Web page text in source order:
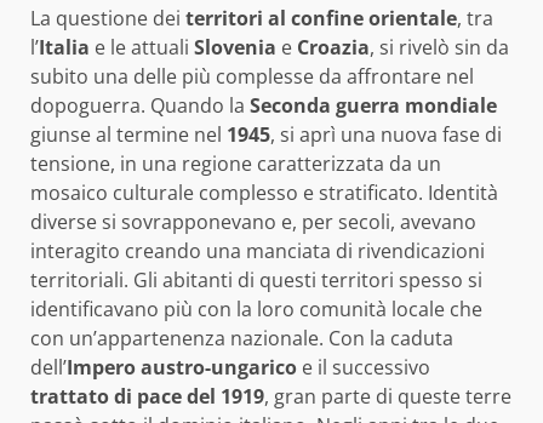
La questione dei territori al confine orientale, tra
l’Italia e le attuali Slovenia e Croazia, si rivelò sin da
subito una delle più complesse da affrontare nel
dopoguerra. Quando la Seconda guerra mondiale
giunse al termine nel 1945, si aprì una nuova fase di
tensione, in una regione caratterizzata da un
mosaico culturale complesso e stratificato. Identità
diverse si sovrapponevano e, per secoli, avevano
interagito creando una manciata di rivendicazioni
territoriali. Gli abitanti di questi territori spesso si
identificavano più con la loro comunità locale che
con un’appartenenza nazionale. Con la caduta
dell’Impero austro-ungarico e il successivo
trattato di pace del 1919, gran parte di queste terre